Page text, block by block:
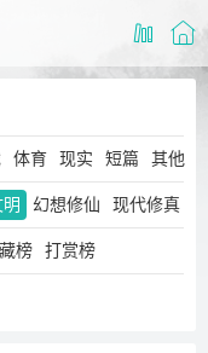
体育 现实 短篇 其他
幻想修仙 现代修真
榜 打赏榜